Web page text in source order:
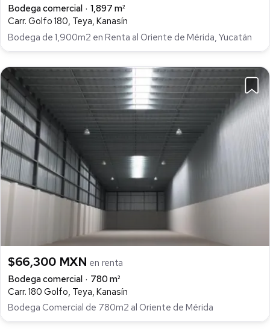
Bodega comercial
1,897 m²
Carr. Golfo 180, Teya, Kanasín
Bodega de 1,900m2 en Renta al Oriente de Mérida, Yucatán
$66,300 MXN en renta
Bodega comercial
780 m²
Carr. 180 Golfo, Teya, Kanasín
Bodega Comercial de 780m2 al Oriente de Mérida